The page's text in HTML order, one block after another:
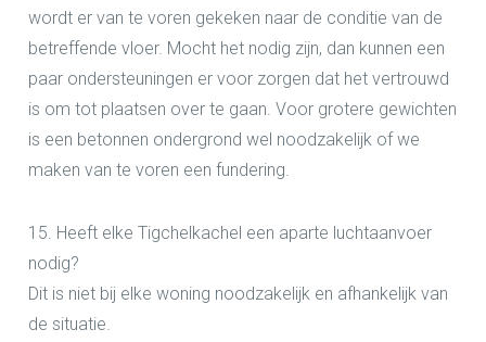
wordt er van te voren gekeken naar de conditie van de
betreffende vloer. Mocht het nodig zijn, dan kunnen een
paar ondersteuningen er voor zorgen dat het vertrouwd
is om tot plaatsen over te gaan. Voor grotere gewichten
is een betonnen ondergrond wel noodzakelijk of we
maken van te voren een fundering.
15. Heeft elke Tigchelkachel een aparte luchtaanvoer
nodig?
Dit is niet bij elke woning noodzakelijk en afhankelijk van
de situatie.